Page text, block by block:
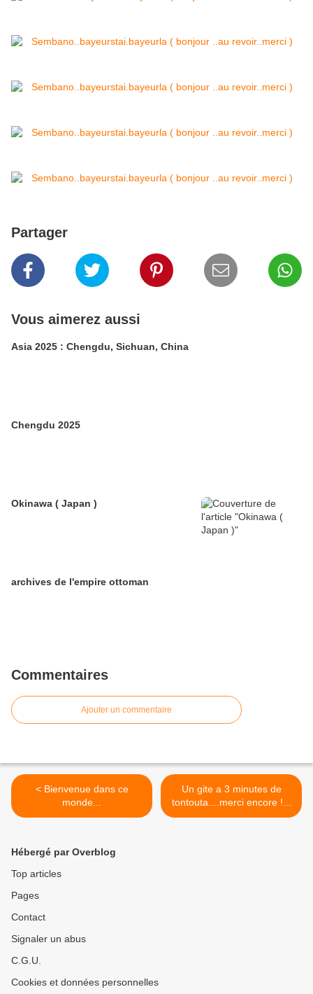
Partager
Vous aimerez aussi
Asia 2025 : Chengdu, Sichuan, China
Chengdu 2025
Okinawa ( Japan )
archives de l'empire ottoman
Commentaires
Ajouter un commentaire
< Bienvenue dans ce
monde...
Un gite a 3 minutes de
tontouta....merci encore !!!!
Nouvelle-caledonie >
Hébergé par Overblog
Top articles
Pages
Contact
Signaler un abus
C.G.U.
Cookies et données personnelles